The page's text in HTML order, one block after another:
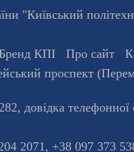
"Київський
КПІ Про сайт
проспект
, довiдка телефонної
2071, +38 097 373